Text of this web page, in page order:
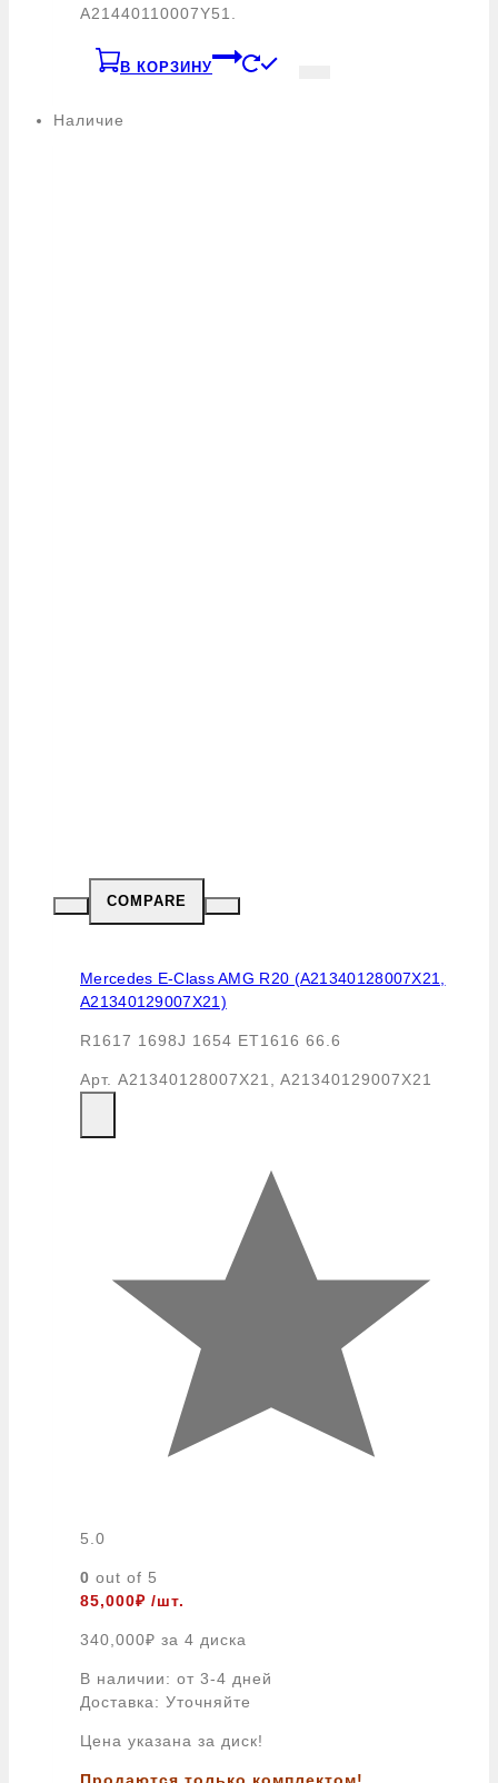
A21440110007Y51.
В КОРЗИНУ
Наличие
COMPARE
Mercedes E-Class AMG R20 (A21340128007X21,
A21340129007X21)
R1617 1698J 1654 ET1616 66.6
Арт. A21340128007X21, A21340129007X21
5.0
0 out of 5
85,000₽ /шт.
340,000₽ за 4 диска
В наличии: от 3-4 дней
Доставка: Уточняйте
Цена указана за диск!
Продаются только комплектом!